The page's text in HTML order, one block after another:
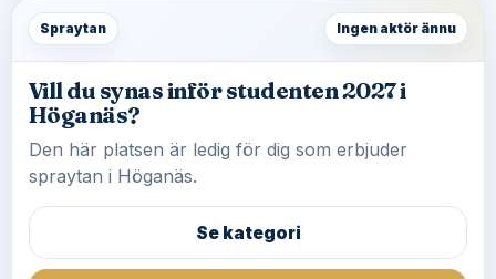
Spraytan Ingen aktör ännu
Vill du synas inför studenten 2027 i
Höganäs?
Den här platsen är ledig för dig som erbjuder
spraytan i Höganäs.
Se kategori